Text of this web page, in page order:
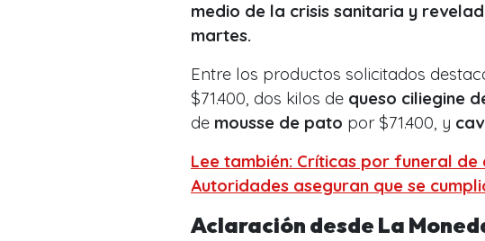
medio de la crisis sanitaria y
martes.
Entre los productos solicitados
$71.400, dos kilos de queso ciliegine
de mousse de pato por $71.400, y
Lee también: Críticas por funeral
Autoridades aseguran que se
Aclaración desde La